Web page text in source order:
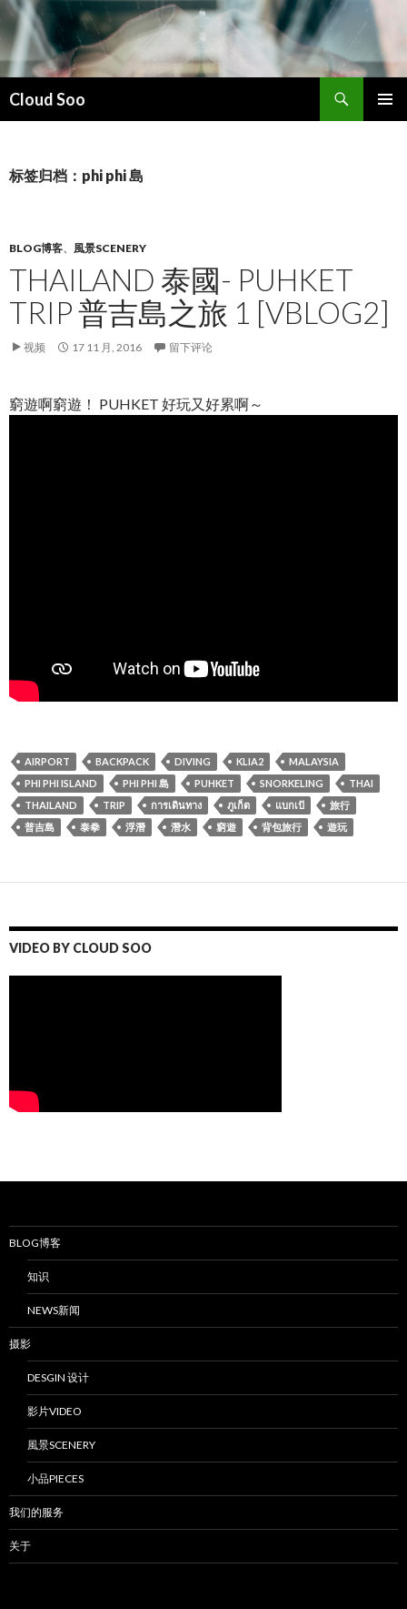
Cloud Soo
索
文
标签归档：phi phi 島
BLOG博客、 風景SCENERY
THAILAND 泰國- PUHKET
TRIP 普吉島之旅 1 [VBLOG2]
视频 17 11 月, 2016 留下评论
窮遊啊窮遊！ PUHKET 好玩又好累啊～
AIRPORT BACKPACK DIVING KLIA2
MALAYSIA
PHI PHI ISLAND
PHI PHI 島 PUHKET SNORKELING
THAI
THAILAND
TRIP การเดินทาง ภูเก็ต แบกเป้
旅行
普吉島
泰拳 浮潛 潛水 窮遊 背包旅行 遊玩
VIDEO BY CLOUD SOO
BLOG博客
知识
NEWS新闻
摄影
DESGIN 设计
影片VIDEO
風景SCENERY
小品PIECES
我们的服务
关于